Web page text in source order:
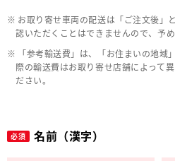
お取り寄せ車両の配送は「ご注文後」
認いただくことはできませんので、予め
「参考輸送費」は、「お住まいの地域
際の輸送費はお取り寄せ店舗によって
ださい。
必須 名前（漢字）